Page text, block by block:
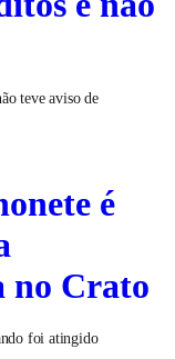
teve aviso de
é
no Crato
foi atingido